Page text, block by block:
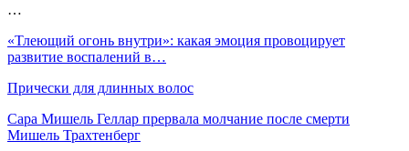
…
«Тлеющий огонь внутри»: какая эмоция провоцирует
развитие воспалений в…
Прически для длинных волос
Сара Мишель Геллар прервала молчание после смерти
Мишель Трахтенберг